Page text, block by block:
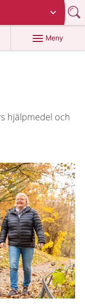
Meny
hjälpmedel och